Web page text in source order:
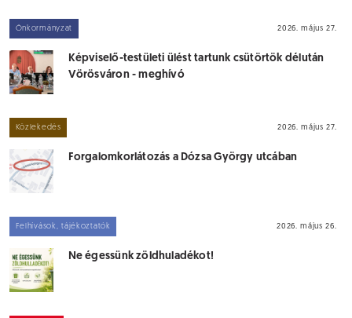
Önkormányzat 2026. május 27.
Képviselő-testületi ülést tartunk csütörtök délután
Vörösváron - meghívó
Közlekedés 2026. május 27.
Forgalomkorlátozás a Dózsa György utcában
Felhívások, tájékoztatók 2026. május 26.
Ne égessünk zöldhuladékot!